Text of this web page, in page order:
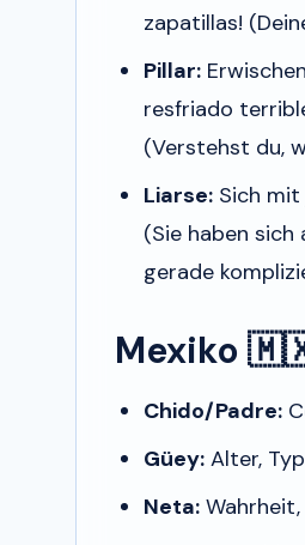
zapatillas!
Pillar:
resfriado
(Verstehst du,
Liarse: Sich
(Sie haben
gerade
Mexiko
Chido/Padre:
Güey: Alter,
Neta: